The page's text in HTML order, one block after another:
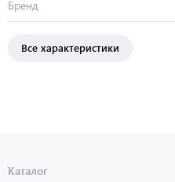
Бренд
Все характеристики
Каталог